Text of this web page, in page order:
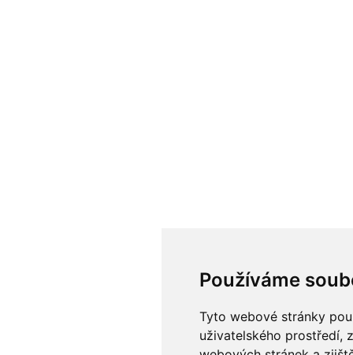
Používáme
Tyto webové stránky
uživatelského prostředí,